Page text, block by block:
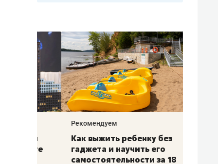
Рекомендуем
Как выжить ребенку без
гаджета и научить его
самостоятельности за 18